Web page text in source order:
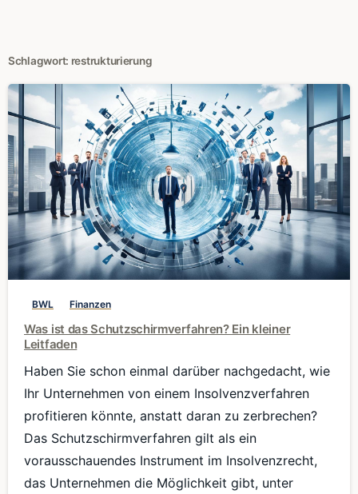
Schlagwort: restrukturierung
BWL Finanzen
Was ist das Schutzschirmverfahren? Ein kleiner
Leitfaden
Haben Sie schon einmal darüber nachgedacht, wie
Ihr Unternehmen von einem Insolvenzverfahren
profitieren könnte, anstatt daran zu zerbrechen?
Das Schutzschirmverfahren gilt als ein
vorausschauendes Instrument im Insolvenzrecht,
das Unternehmen die Möglichkeit gibt, unter